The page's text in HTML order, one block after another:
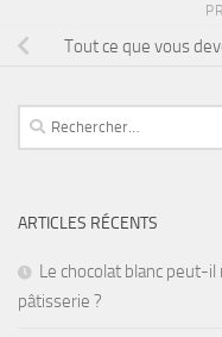
Tout ce que vous
ARTICLES RÉCENTS
Le chocolat blanc peut-
pâtisserie ?